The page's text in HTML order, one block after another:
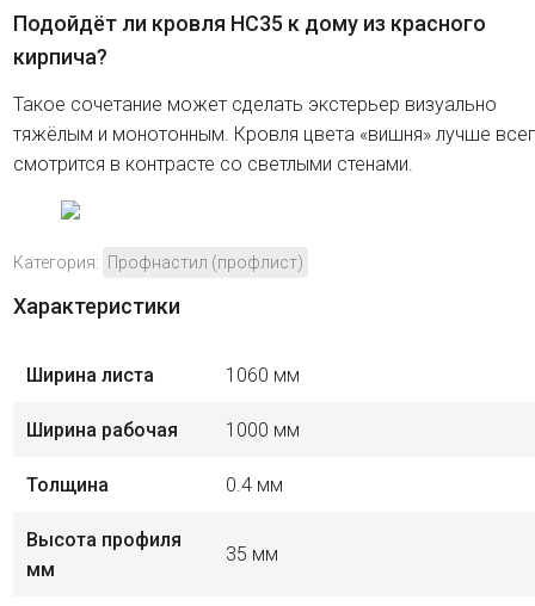
Подойдёт ли кровля HC35 к дому из красного
кирпича?
Такое сочетание может сделать экстерьер визуально
тяжёлым и монотонным. Кровля цвета «вишня» лучше
смотрится в контрасте со светлыми стенами.
Категория: Профнастил (профлист)
Характеристики
Ширина листа 1060 мм
Ширина рабочая 1000 мм
Толщина 0.4 мм
Высота профиля
мм
35 мм